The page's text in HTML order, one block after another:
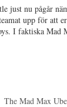
just nu pågår
upp för att
I faktiska Mad
The Mad Max